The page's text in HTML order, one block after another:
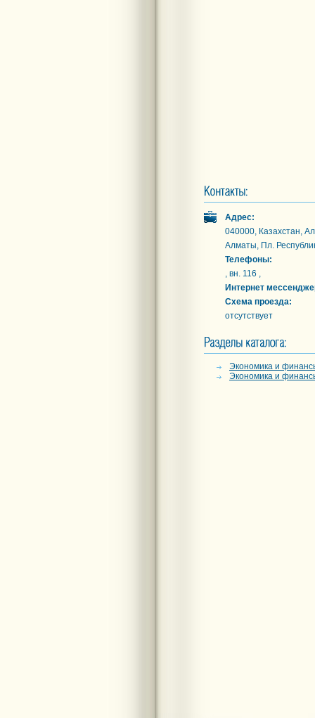
Адрес:
040000, Казахстан,
Алматы, Пл.
Телефоны:
, вн. 116 ,
Интернет
Схема проезда:
отсутствует
Экономика и
Экономика и